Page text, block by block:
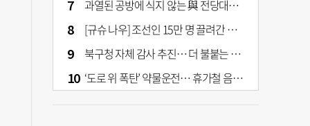
과열된 공방에 식지 않는 與 전당대회… 호남·수도권 집중하는 후보들
[규슈 나우] 조선인 15만 명 끌려간 치쿠호 탄광… 대를 이은 진실 캐기
북구청 자체 감사 추진… 더 불붙는 북구 신청사 갈등
‘도로 위 폭탄’ 약물운전… 휴가철 음주와 병행 단속 [교통안전, 시민이 만든다]